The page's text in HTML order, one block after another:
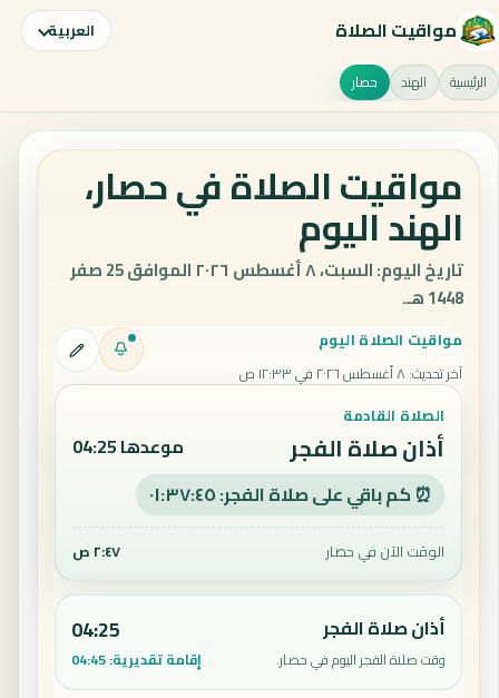
مواقيت الصلاة العربية
الرئيسية الهند حصار
مواقيت الصلاة في حصار،
الهند اليوم
تاريخ اليوم: السبت، ٨ أغسطس ٢٠٢٦ الموافق 25 صفر
1448 هـ.
مواقيت الصلاة اليوم
آخر تحديث:٨ أغسطس ٢٠٢٦ في ١٢:٣٣ ص
الصلاة القادمة
أذان صلاة الفجر موعدها 04:25
⏰ كم باقي على صلاة الفجر: ٠١:٣٧:٤٤
الوقت الآن في حصار ٢:٤٧ ص
أذان صلاة الفجر
وقت صلاة الفجر اليوم في حصار.
04:25
إقامة تقديرية:04:45